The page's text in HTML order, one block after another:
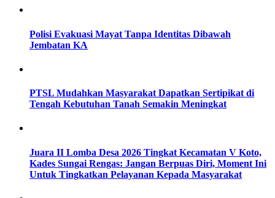
Polisi Evakuasi Mayat Tanpa Identitas Dibawah
Jembatan KA
PTSL Mudahkan Masyarakat Dapatkan Sertipikat di
Tengah Kebutuhan Tanah Semakin Meningkat
Juara II Lomba Desa 2026 Tingkat Kecamatan V Koto,
Kades Sungai Rengas: Jangan Berpuas Diri, Moment Ini
Untuk Tingkatkan Pelayanan Kepada Masyarakat